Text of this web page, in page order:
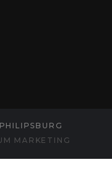
MARKETING